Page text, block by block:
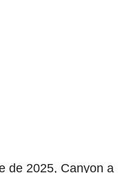
de 2025, Canyon a